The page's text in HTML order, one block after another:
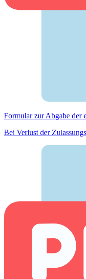
Formular zur Abgabe der
Bei Verlust der